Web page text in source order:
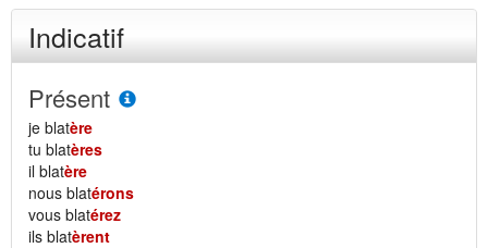
Indicatif
Présent
je blatère
tu blatères
il blatère
nous blatérons
vous blatérez
ils blatèrent